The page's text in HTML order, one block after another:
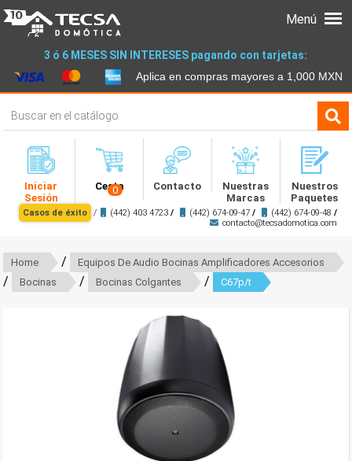
3 ó 6 MESES SIN INTERESES pagando con tarjetas:
Aplica en compras mayores a 1,000 MXN
Iniciar
Sesión
Cesta
0 Contacto
Nuestras
Marcas
Nuestros
Paquetes
Casos de éxito / (442) 403 4723 / (442) 674-09-47 / (442) 674-09-48 /
contacto@tecsadomotica.com
Menú
Home / Equipos De Audio Bocinas Amplificadores Accesorios
/ Bocinas / Bocinas Colgantes / C67p/t